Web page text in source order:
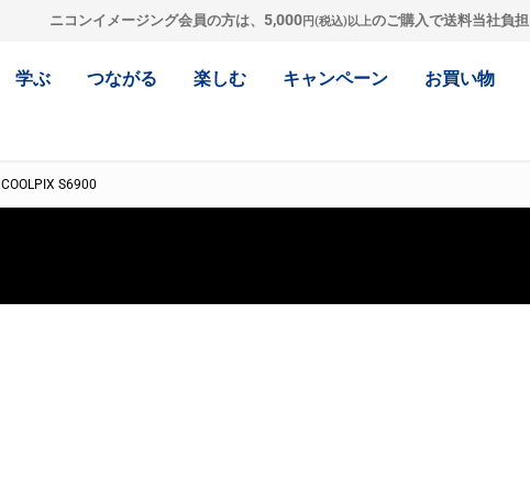
ニコンイメージング会員の方は、 5,000円(税込)以上のご購入で送料当社負担
学ぶ つながる 楽しむ キャンペーン お買い物
COOLPIX S6900